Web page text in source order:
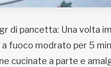
di pancetta: Una volta
fuoco modrato per 5
cucinate a parte e